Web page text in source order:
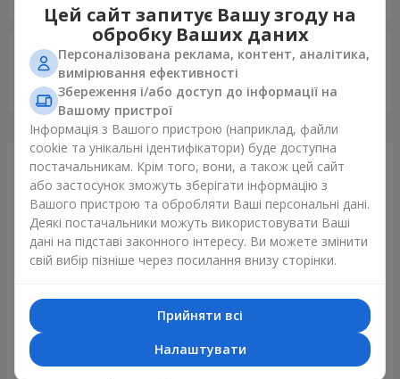
Стас 20.12.2023
5
Букет визвав неімовірну радість дружини. Дуже дякую.
Щойно доставили
Цей сайт запитує Вашу згоду на
обробку Ваших даних
Персоналізована реклама, контент, аналітика,
вимірювання ефективності
Збереження і/або доступ до інформації на
Вашому пристрої
Інформація з Вашого пристрою (наприклад, файли
cookie та унікальні ідентифікатори) буде доступна
постачальникам. Крім того, вони, а також цей сайт
або застосунок зможуть зберігати інформацію з
Вашого пристрою та обробляти Ваші персональні дані.
Деякі постачальники можуть використовувати Ваші
дані на підставі законного інтересу. Ви можете змінити
свій вибір пізніше через посилання внизу сторінки.
Прийняти всі
Налаштувати